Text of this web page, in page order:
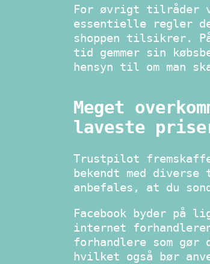
For øvrigt tilråder vi
essentielle regler
shoppen tilsikrer.
tid gemmer sin
hensyn til om man
Meget
laveste
Trustpilot
bekendt med
anbefales, at du
Facebook byder på
internet
forhandlere som
hvilket også bør